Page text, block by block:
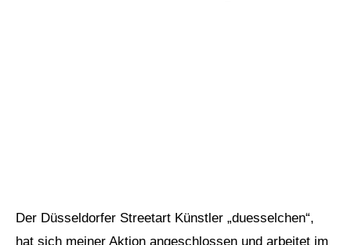
Der Düsseldorfer Streetart Künstler „duesselchen“,
hat sich meiner Aktion angeschlossen und arbeitet im